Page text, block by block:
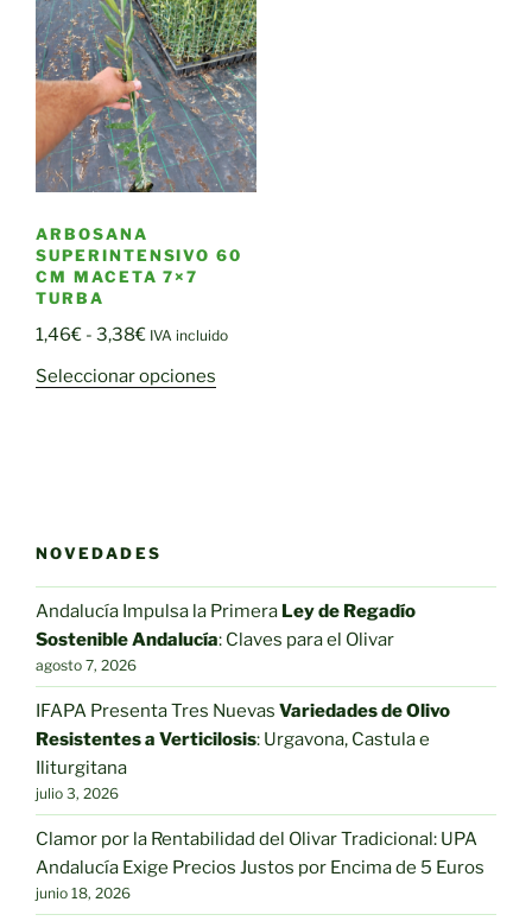
ARBOSANA
SUPERINTENSIVO 60
CM MACETA 7×7
TURBA
1,46€ - 3,38€Rango
precios:
IVA incluido
Seleccionar opciones
pueden
elegir
la
página
de
NOVEDADES
Andalucía Impulsa la Primera Ley de Regadío
Sostenible Andalucía: Claves para el Olivar
agosto 7, 2026
IFAPA Presenta Tres Nuevas Variedades de Olivo
Resistentes a Verticilosis: Urgavona, Castula e
Iliturgitana
julio 3, 2026
Clamor por la Rentabilidad del Olivar Tradicional: UPA
Andalucía Exige Precios Justos por Encima de 5 Euros
junio 18, 2026